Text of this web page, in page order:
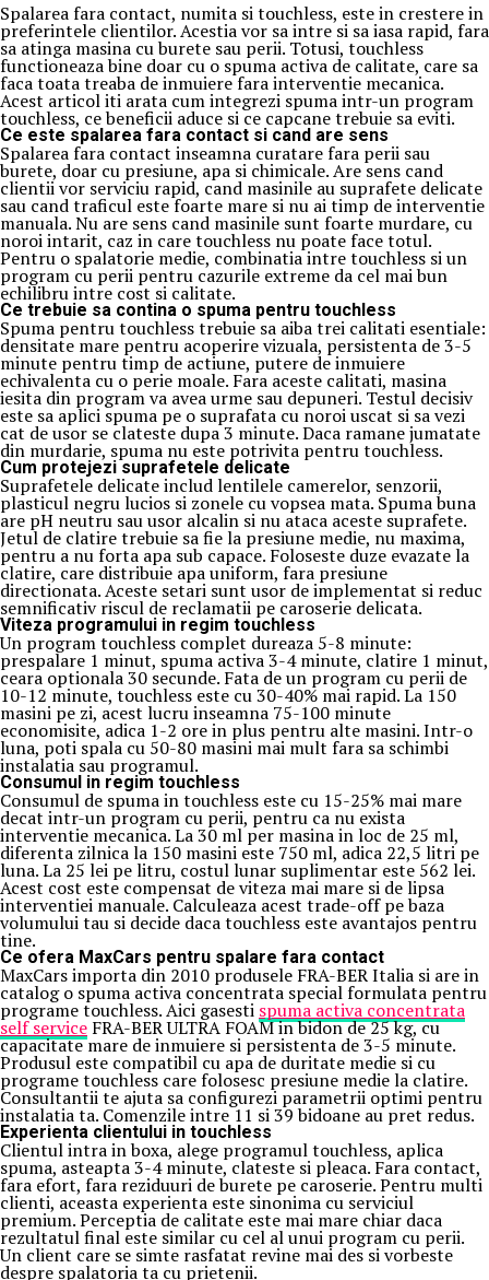
Spalarea fara contact, numita si touchless, este in crestere in
preferintele clientilor. Acestia vor sa intre si sa iasa rapid, fara
sa atinga masina cu burete sau perii. Totusi, touchless
functioneaza bine doar cu o spuma activa de calitate, care sa
faca toata treaba de inmuiere fara interventie mecanica.
Acest articol iti arata cum integrezi spuma intr-un program
touchless, ce beneficii aduce si ce capcane trebuie sa eviti.
Ce este spalarea fara contact si cand are sens
Spalarea fara contact inseamna curatare fara perii sau
burete, doar cu presiune, apa si chimicale. Are sens cand
clientii vor serviciu rapid, cand masinile au suprafete delicate
sau cand traficul este foarte mare si nu ai timp de interventie
manuala. Nu are sens cand masinile sunt foarte murdare, cu
noroi intarit, caz in care touchless nu poate face totul.
Pentru o spalatorie medie, combinatia intre touchless si un
program cu perii pentru cazurile extreme da cel mai bun
echilibru intre cost si calitate.
Ce trebuie sa contina o spuma pentru touchless
Spuma pentru touchless trebuie sa aiba trei calitati esentiale:
densitate mare pentru acoperire vizuala, persistenta de 3-5
minute pentru timp de actiune, putere de inmuiere
echivalenta cu o perie moale. Fara aceste calitati, masina
iesita din program va avea urme sau depuneri. Testul decisiv
este sa aplici spuma pe o suprafata cu noroi uscat si sa vezi
cat de usor se clateste dupa 3 minute. Daca ramane jumatate
din murdarie, spuma nu este potrivita pentru touchless.
Cum protejezi suprafetele delicate
Suprafetele delicate includ lentilele camerelor, senzorii,
plasticul negru lucios si zonele cu vopsea mata. Spuma buna
are pH neutru sau usor alcalin si nu ataca aceste suprafete.
Jetul de clatire trebuie sa fie la presiune medie, nu maxima,
pentru a nu forta apa sub capace. Foloseste duze evazate la
clatire, care distribuie apa uniform, fara presiune
directionata. Aceste setari sunt usor de implementat si reduc
semnificativ riscul de reclamatii pe caroserie delicata.
Viteza programului in regim touchless
Un program touchless complet dureaza 5-8 minute:
prespalare 1 minut, spuma activa 3-4 minute, clatire 1 minut,
ceara optionala 30 secunde. Fata de un program cu perii de
10-12 minute, touchless este cu 30-40% mai rapid. La 150
masini pe zi, acest lucru inseamna 75-100 minute
economisite, adica 1-2 ore in plus pentru alte masini. Intr-o
luna, poti spala cu 50-80 masini mai mult fara sa schimbi
instalatia sau programul.
Consumul in regim touchless
Consumul de spuma in touchless este cu 15-25% mai mare
decat intr-un program cu perii, pentru ca nu exista
interventie mecanica. La 30 ml per masina in loc de 25 ml,
diferenta zilnica la 150 masini este 750 ml, adica 22,5 litri pe
luna. La 25 lei pe litru, costul lunar suplimentar este 562 lei.
Acest cost este compensat de viteza mai mare si de lipsa
interventiei manuale. Calculeaza acest trade-off pe baza
volumului tau si decide daca touchless este avantajos pentru
tine.
Ce ofera MaxCars pentru spalare fara contact
MaxCars importa din 2010 produsele FRA-BER Italia si are in
catalog o spuma activa concentrata special formulata pentru
programe touchless. Aici gasesti spuma activa concentrata
self service FRA-BER ULTRA FOAM in bidon de 25 kg, cu
capacitate mare de inmuiere si persistenta de 3-5 minute.
Produsul este compatibil cu apa de duritate medie si cu
programe touchless care folosesc presiune medie la clatire.
Consultantii te ajuta sa configurezi parametrii optimi pentru
instalatia ta. Comenzile intre 11 si 39 bidoane au pret redus.
Experienta clientului in touchless
Clientul intra in boxa, alege programul touchless, aplica
spuma, asteapta 3-4 minute, clateste si pleaca. Fara contact,
fara efort, fara reziduuri de burete pe caroserie. Pentru multi
clienti, aceasta experienta este sinonima cu serviciul
premium. Perceptia de calitate este mai mare chiar daca
rezultatul final este similar cu cel al unui program cu perii.
Un client care se simte rasfatat revine mai des si vorbeste
despre spalatoria ta cu prietenii.